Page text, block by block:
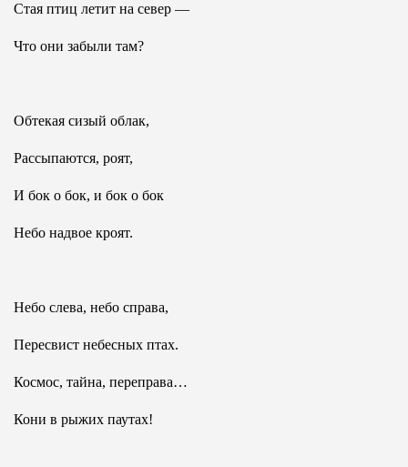
Стая птиц летит на север —
Что они забыли там?
Обтекая сизый облак,
Рассыпаются, роят,
И бок о бок, и бок о бок
Небо надвое кроят.
Небо слева, небо справа,
Пересвист небесных птах.
Космос, тайна, переправа…
Кони в рыжих паутах!